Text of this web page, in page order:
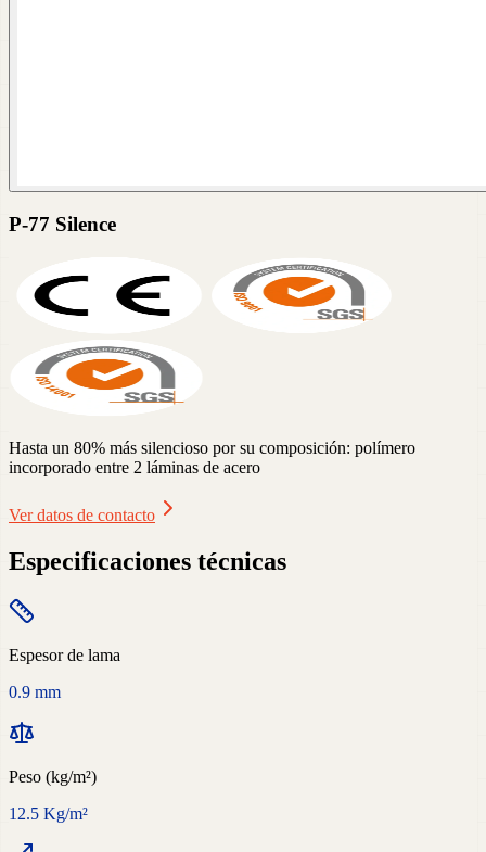
P-77 Silence
Hasta un 80% más silencioso por su composición: polímero
incorporado entre 2 láminas de acero
Ver datos de contacto
Especificaciones técnicas
Espesor de lama
0.9 mm
Peso (kg/m²)
12.5 Kg/m²